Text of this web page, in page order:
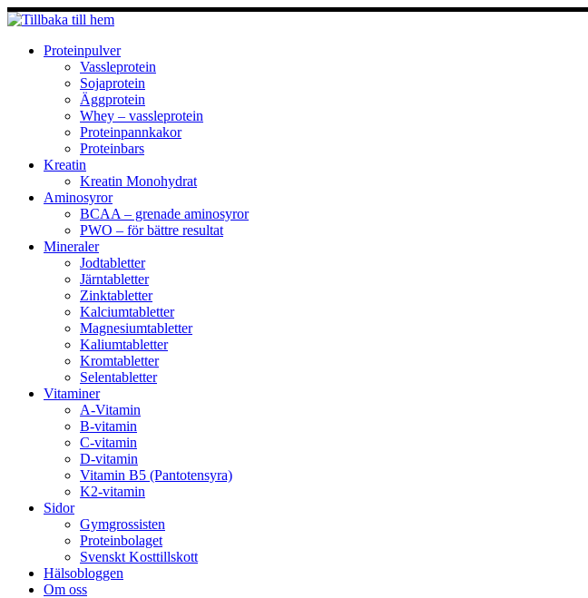
Hoppa
till
innehållProteinpulver
Vassleprotein
Sojaprotein
Äggprotein
Whey – vassleprotein
Proteinpannkakor
Proteinbars
Kreatin
Kreatin Monohydrat
Aminosyror
BCAA – grenade aminosyror
PWO – för bättre resultat
Mineraler
Jodtabletter
Järntabletter
Zinktabletter
Kalciumtabletter
Magnesiumtabletter
Kaliumtabletter
Kromtabletter
Selentabletter
Vitaminer
A-Vitamin
B-vitamin
C-vitamin
D-vitamin
Vitamin B5 (Pantotensyra)
K2-vitamin
Sidor
Gymgrossisten
Proteinbolaget
Svenskt Kosttillskott
Hälsobloggen
Om oss